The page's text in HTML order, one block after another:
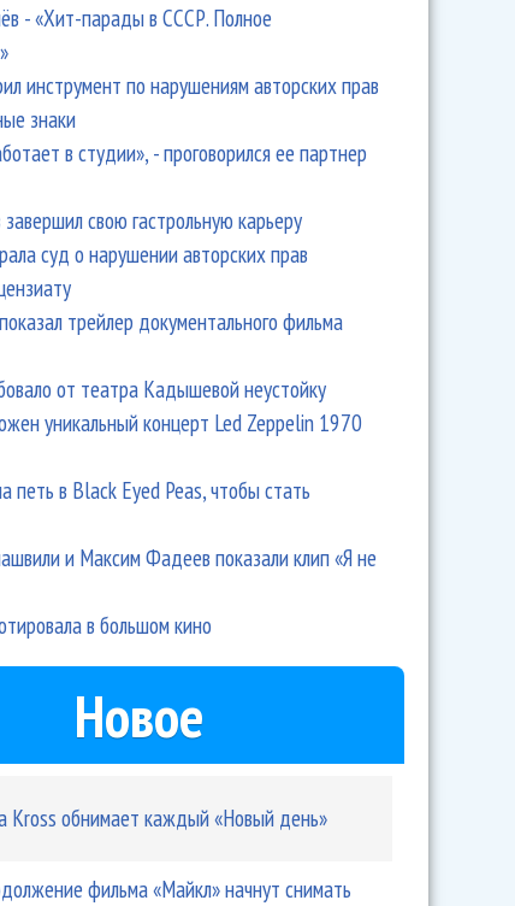
- «Хит-парады в СССР. Полное
инструмент по нарушениям авторских прав
знаки
в студии», - проговорился ее партнер
свою гастрольную карьеру
суд о нарушении авторских прав
трейлер документального фильма
от театра Кадышевой неустойку
уникальный концерт Led Zeppelin 1970
петь в Black Eyed Peas, чтобы стать
и Максим Фадеев показали клип «Я не
в большом кино
Новое
Kross обнимает каждый «Новый день»
фильма «Майкл» начнут снимать